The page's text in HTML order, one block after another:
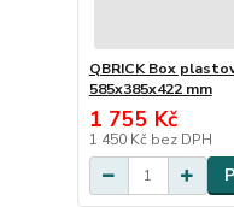
QBRICK Box
585x385x422 mm
1 755 Kč
1 450 Kč bez DPH